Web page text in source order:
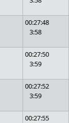
00:27:48
3:58
00:27:50
3:59
00:27:52
3:59
00:27:55